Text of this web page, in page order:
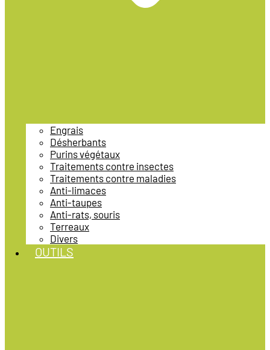
Engrais
Désherbants
Purins végétaux
Traitements contre insectes
Traitements contre maladies
Anti-limaces
Anti-taupes
Anti-rats, souris
Terreaux
Divers
OUTILS